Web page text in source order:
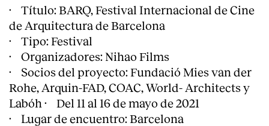
· Título: BARQ, Festival Internacional de Cine
de Arquitectura de Barcelona
· Tipo: Festival
· Organizadores: Nihao Films
· Socios del proyecto: Fundació Mies van der
Rohe, Arquin-FAD, COAC, World- Architects y
Labóh · Del 11 al 16 de mayo de 2021
· Lugar de encuentro: Barcelona